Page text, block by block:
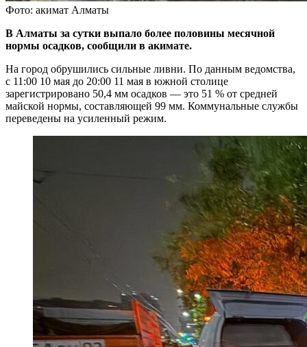
Фото: акимат Алматы
В Алматы за сутки выпало более половины месячной
нормы осадков, сообщили в акимате.
На город обрушились сильные ливни. По данным ведомства,
с 11:00 10 мая до 20:00 11 мая в южной столице
зарегистрировано 50,4 мм осадков — это 51 % от средней
майской нормы, составляющей 99 мм. Коммунальные службы
переведены на усиленный режим.